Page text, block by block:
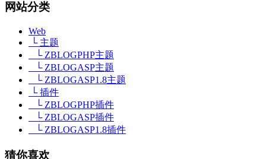
网站分类
Web
└ 主题
└ ZBLOGPHP主题
└ ZBLOGASP主题
└ ZBLOGASP1.8主题
└ 插件
└ ZBLOGPHP插件
└ ZBLOGASP插件
└ ZBLOGASP1.8插件
猜你喜欢